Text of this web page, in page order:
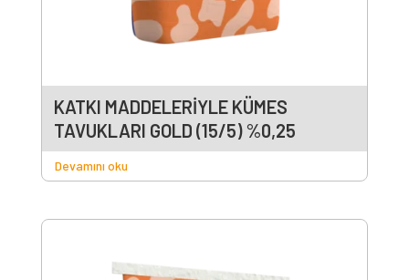
KATKI MADDELERİYLE KÜMES
TAVUKLARI GOLD (15/5) %0,25
Devamını oku